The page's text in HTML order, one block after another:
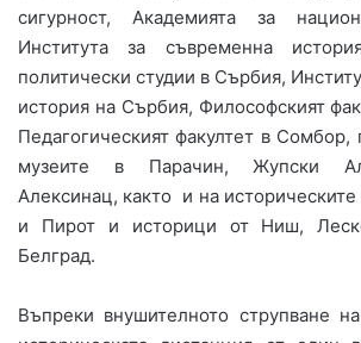
сигурност, Академията за
Института за съвременна
политически студии в Сърбия,
история на Сърбия, Философският
Педагогическият факултет в Сомбор,
музеите в Парачин, Жупски
Алексинац, както и на
и Пирот и историци от Ниш,
Белград.
Въпреки внушителното струпване